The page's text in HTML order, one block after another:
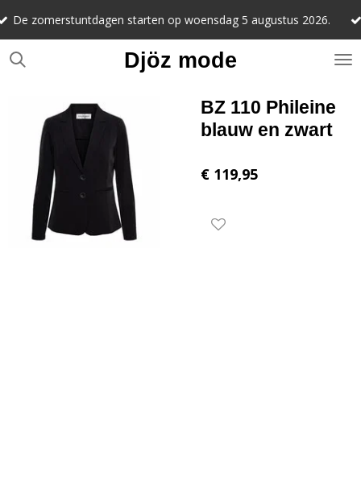
Ga
naar
de
Djöz mode
starten op woensdag 5 augustus 2026.
BZ 110 Phileine
blauw en zwart
€ 119,95